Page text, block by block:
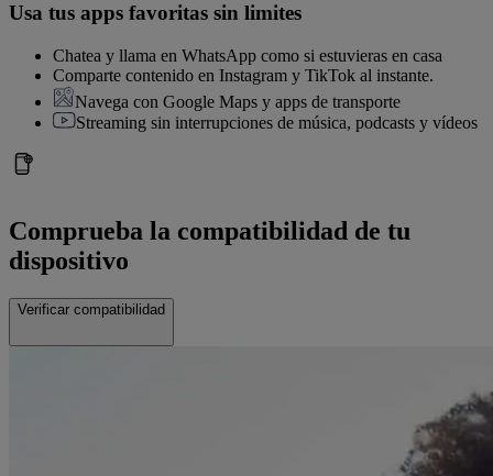
Usa tus apps favoritas sin limites
Chatea y llama en WhatsApp como si estuvieras en casa
Comparte contenido en Instagram y TikTok al instante.
Navega con Google Maps y apps de transporte
Streaming sin interrupciones de música, podcasts y vídeos
Comprueba la compatibilidad de tu
dispositivo
Verificar compatibilidad